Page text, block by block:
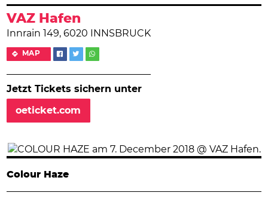
VAZ Hafen
Innrain 149, 6020 INNSBRUCK
MAP
Jetzt Tickets sichern unter
oeticket.com
Colour Haze